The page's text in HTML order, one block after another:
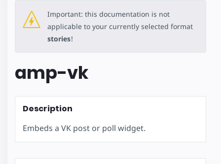
Important: this documentation is not
applicable to your currently selected format
stories!
amp-vk
Description
Embeds a VK post or poll widget.